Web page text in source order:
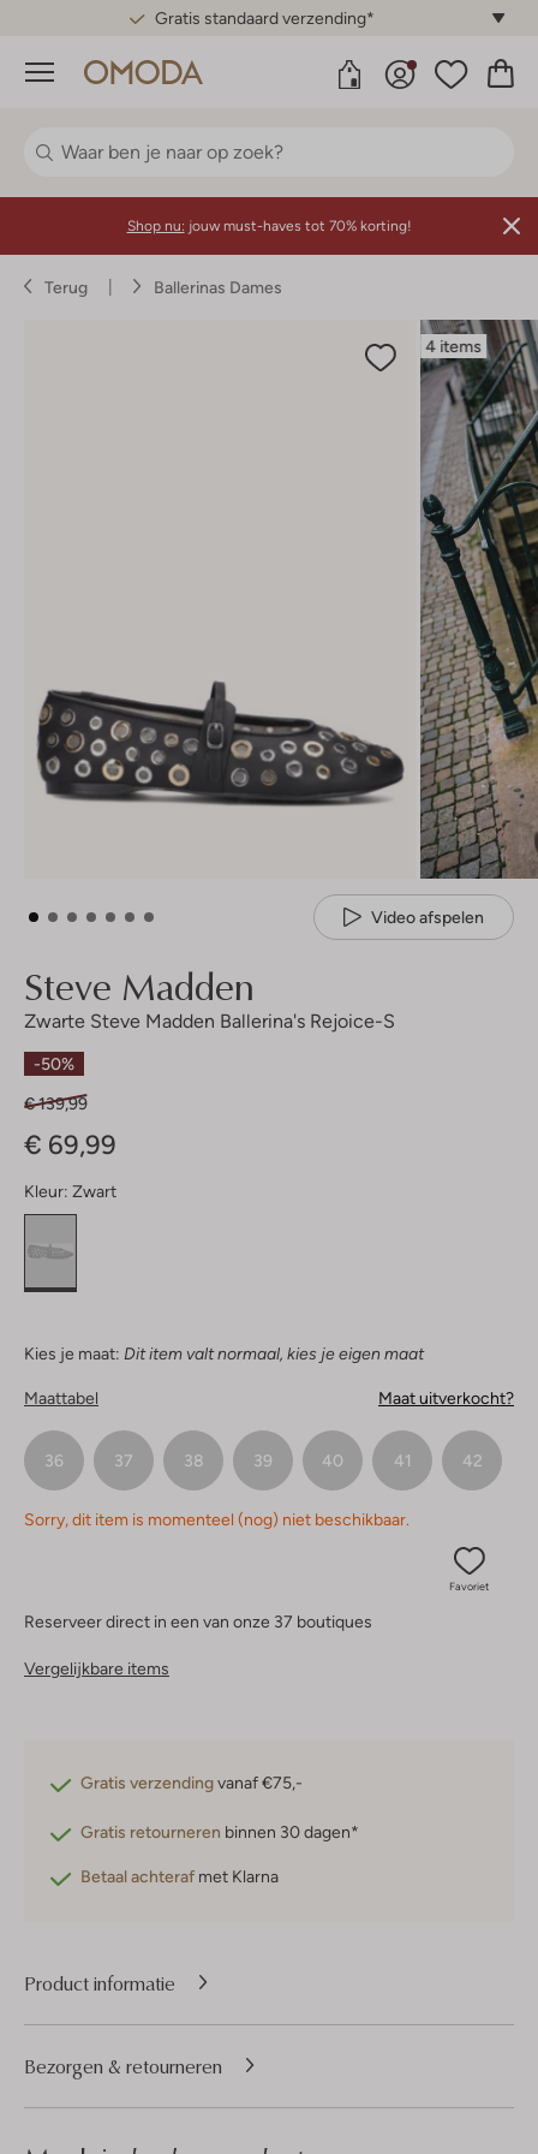
Gratis standaard verzending*
Menu
Shop nu: jouw must-haves tot 70% korting!
Terug Ballerinas Dames
4 items
Video afspelen
Steve Madden
Zwarte Steve Madden Ballerina's Rejoice-S
-50%
€ 139,99
€ 69,99
Kleur: Zwart
Kies je maat: Dit item valt normaal, kies je eigen maat
Maattabel Maat uitverkocht?
36 37 38 39 40 41 42
Sorry, dit item is momenteel (nog) niet beschikbaar.
Favoriet
Reserveer direct in een van onze 37 boutiques
Vergelijkbare items
Gratis verzendingvanaf €75,-
Gratis retourneren binnen 30 dagen*
Betaal achteraf met Klarna
Product informatie
Bezorgen & retourneren